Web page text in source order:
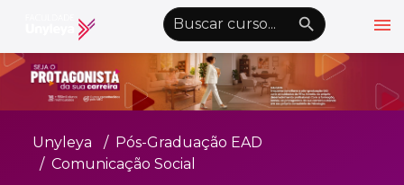
menu
emoji_objectsAlto Contraste nights_stay wb_sunny
Graduação EAD
Pós-Graduação EAD
Unyleya
Pós-Graduação EAD
Comunicação Social